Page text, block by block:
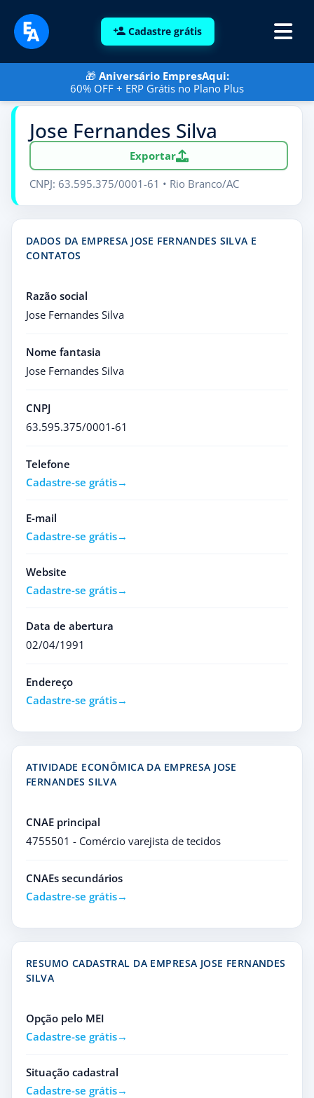
Cadastre grátis
🎁 Aniversário EmpresAqui:
60% OFF + ERP Grátis no Plano Plus
Jose Fernandes Silva
Exportar
CNPJ: 63.595.375/0001-61 • Rio Branco/AC
DADOS DA EMPRESA JOSE FERNANDES SILVA E
CONTATOS
Razão social
Jose Fernandes Silva
Nome fantasia
Jose Fernandes Silva
CNPJ
63.595.375/0001-61
Telefone
Cadastre-se grátis
E-mail
Cadastre-se grátis
Website
Cadastre-se grátis
Data de abertura
02/04/1991
Endereço
Cadastre-se grátis
ATIVIDADE ECONÔMICA DA EMPRESA JOSE
FERNANDES SILVA
CNAE principal
4755501 - Comércio varejista de tecidos
CNAEs secundários
Cadastre-se grátis
RESUMO CADASTRAL DA EMPRESA JOSE FERNANDES
SILVA
Opção pelo MEI
Cadastre-se grátis
Situação cadastral
Cadastre-se grátis